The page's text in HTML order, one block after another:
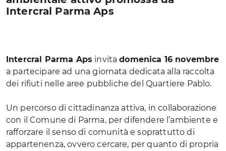
Intercral Parma Aps
Intercral Parma Aps invitadomenica 16 novembre
a partecipare ad una giornata dedicata alla raccolta
dei rifiuti nelle aree pubbliche del Quartiere Pablo.
Un percorso di cittadinanza attiva, in collaborazione
con il Comune di Parma, per difendere l’ambiente e
rafforzare il senso di comunità e soprattutto di
appartenenza, ovvero cercare, per quanto di propria